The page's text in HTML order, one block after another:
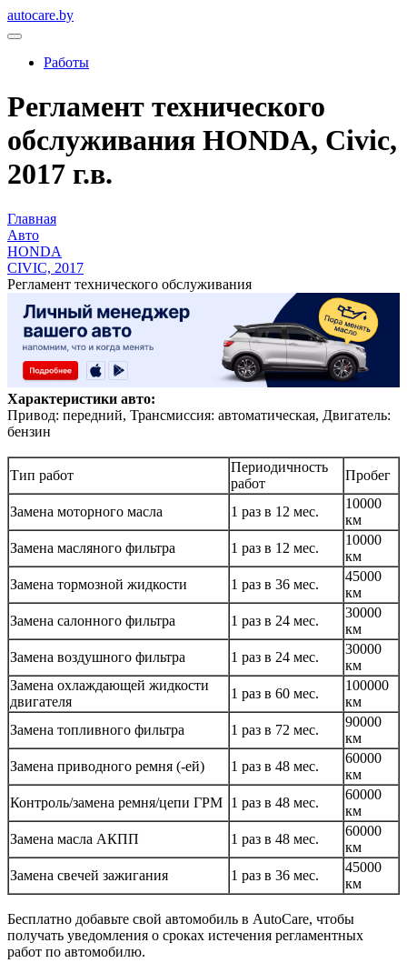
autocare.by
Работы
Регламент технического
обслуживания HONDA, Civic,
2017 г.в.
Главная
Авто
HONDA
CIVIC, 2017
Регламент технического обслуживания
Характеристики авто:
Привод: передний, Трансмиссия: автоматическая, Двигатель:
бензин
Тип работ
Периодичность
работ
Пробег
Замена моторного масла 1 раз в 12 мес.
10000
км
Замена масляного фильтра
1 раз в 12 мес.
10000
км
Замена тормозной жидкости
1 раз в 36 мес.
45000
км
Замена салонного фильтра
1 раз в 24 мес.
30000
км
Замена воздушного фильтра
1 раз в 24 мес.
30000
км
Замена охлаждающей жидкости
двигателя
1 раз в 60 мес.
100000
км
Замена топливного фильтра
1 раз в 72 мес.
90000
км
Замена приводного ремня (-ей)
1 раз в 48 мес.
60000
км
Контроль/замена ремня/цепи ГРМ 1 раз в 48 мес.
60000
км
Замена масла АКПП
1 раз в 48 мес.
60000
км
Замена свечей зажигания
1 раз в 36 мес.
45000
км
Бесплатно добавьте свой автомобиль в AutoCare, чтобы
получать уведомления о сроках истечения регламентных
работ по автомобилю.